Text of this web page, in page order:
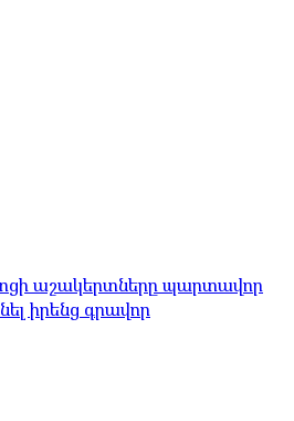
աշակերտները պարտավոր
իրենց գրավոր